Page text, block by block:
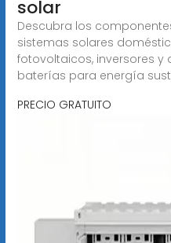
solar
Descubra los
sistemas solares
fotovoltaicos, inversores
baterías para energía
PRECIO GRATUITO